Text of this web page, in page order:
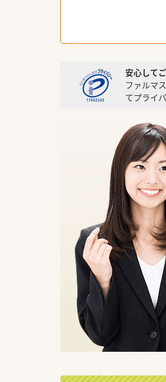
安心して
ファルマ
てプライ